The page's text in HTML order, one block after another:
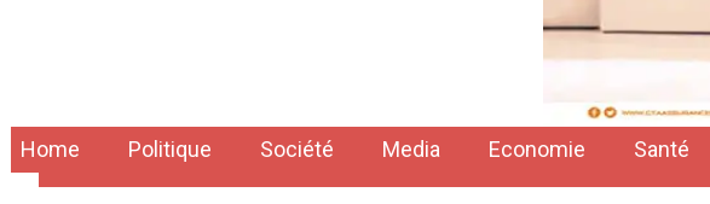
Home Politique Société Media Economie Santé